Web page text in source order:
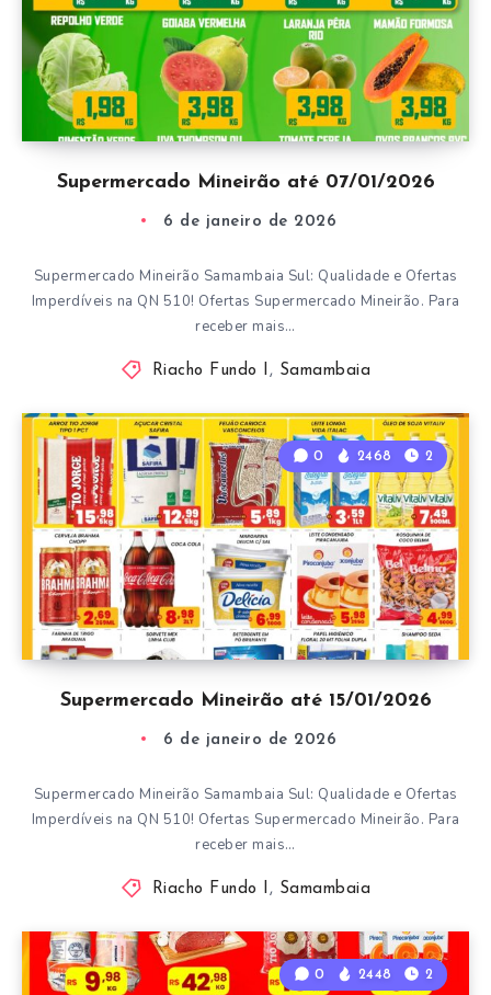
Supermercado Mineirão até 07/01/2026
6 de janeiro de 2026
Supermercado Mineirão Samambaia Sul: Qualidade e Ofertas
Imperdíveis na QN 510! Ofertas Supermercado Mineirão. Para
receber mais…
Riacho Fundo I , Samambaia
Supermercado Mineirão até 15/01/2026
0 2468 2
6 de janeiro de 2026
Supermercado Mineirão Samambaia Sul: Qualidade e Ofertas
Imperdíveis na QN 510! Ofertas Supermercado Mineirão. Para
receber mais…
Riacho Fundo I , Samambaia
0 2448 2